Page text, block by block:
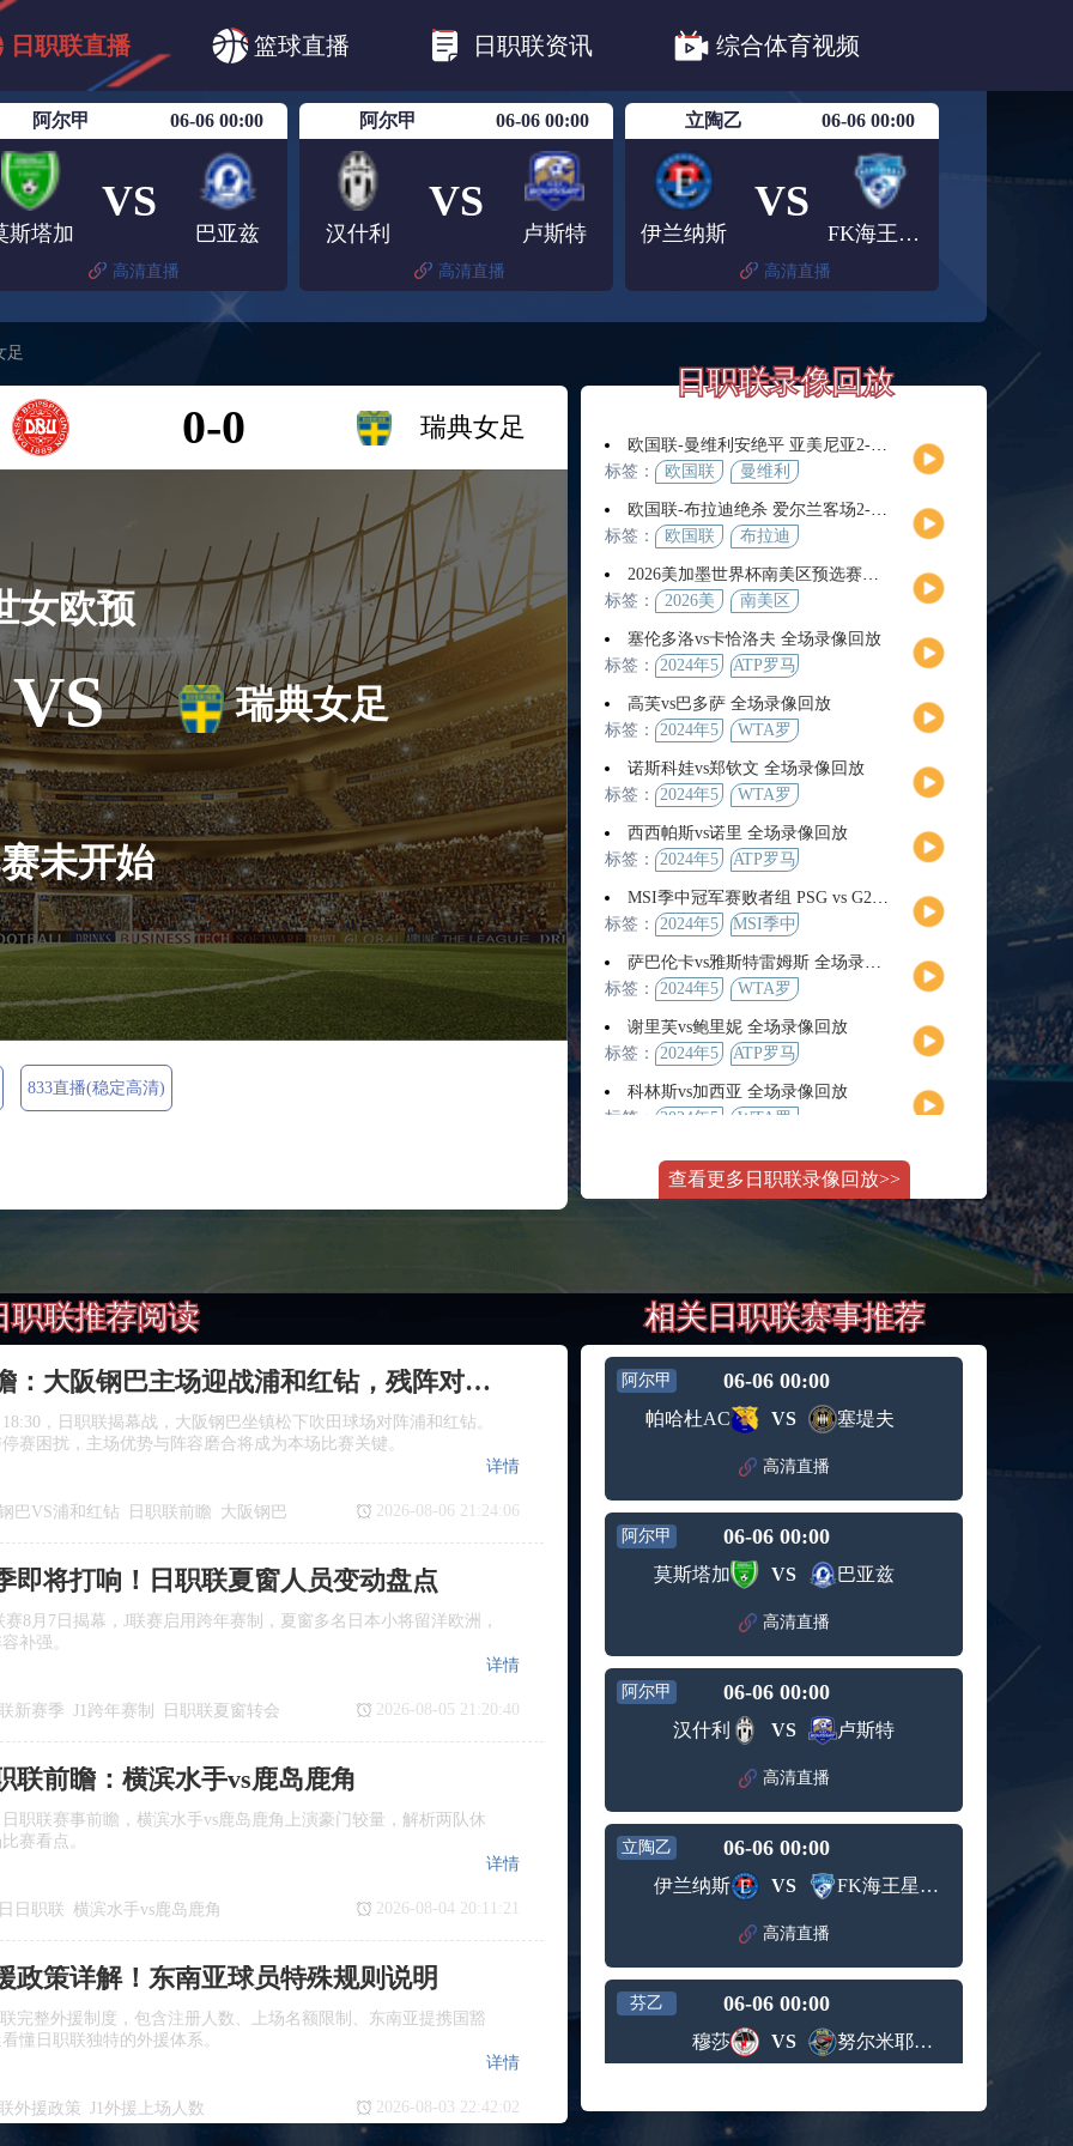
日职联直播 篮球直播 日职联资讯 综合体育视频
日职联 日职联FC东京
日职联广岛三箭
阿尔甲 06-06 00:00
斯塔加
VS
巴亚兹
高清直播
阿尔甲 06-06 00:00
汉什利
VS
卢斯特
高清直播
立陶乙 06-06 00:00
伊兰纳斯
VS
FK海王星克莱佩达
高清直播
足
0-0 瑞典女足
女欧预
VS
未开始
瑞典女足
833直播(稳定高清)
日职联录像回放
欧国联-曼维利安绝平 亚美尼亚2-2法罗群岛
标签：
欧国联
曼维利
欧国联-布拉迪绝杀 爱尔兰客场2-1逆转芬兰
标签：
欧国联 布拉迪
2026美加墨世界杯南美区预选赛第9轮全场集锦
标签：
2026美
界杯
南美区
塞伦多洛vs卡恰洛夫 全场录像回放
标签：
2024年5
ATP罗马
男单第3
轮
高芙vs巴多萨 全场录像回放
标签：
2024年5
WTA罗
赛女单
第4轮
诺斯科娃vs郑钦文 全场录像回放
标签：
2024年5
WTA罗
赛女单
第3轮
西西帕斯vs诺里 全场录像回放
标签：
2024年5
ATP罗马
男单第3
轮
MSI季中冠军赛败者组 PSG vs G2 全场录像回放
标签：
2024年5
MSI季中
败者组
萨巴伦卡vs雅斯特雷姆斯 全场录像回放
标签：
2024年5
WTA罗
赛女单
第3轮
谢里芙vs鲍里妮 全场录像回放
标签：
2024年5
ATP罗马
女单第2
轮
科林斯vs加西亚 全场录像回放
标签：
2024年5
WTA罗
赛女单
第3轮
斯维托丽娜vs萨巴伦卡 全场录像回放
2024年5
月14日
WTA罗
马公开
纳波利塔诺vs贾里 全场录像回放
男单第3
轮
标签： 2024年5
月11日
WTA1000
罗马大
师赛第3
轮
WTT沙特大满贯女单半决赛 陈梦vs早田希娜 全场录像回放
标签： 2024年5
月11日
WTT沙
贯女单
蒙泰罗vs凯茨曼诺维奇 全场录像回放
大师赛
轮
纳尔迪vs鲁内 全场录像回放
标签： 2024年5
月12日
ATP罗马
大师赛
男单第2
轮
萨卡里vs加里宁娜 全场录像回放
标签： 2024年5
WTA罗
马大师
赛女单
第3轮
吉隆vs卢布列夫 全场录像回放
月12日
ATP罗马
大师赛
轮
兹维列夫vs达德尔里 全场录像回放
标签： 2024年5
月13日
ATP罗马
大师赛
男单第3
轮
阿纳尔迪vs贾里 全场录像回放
ATP罗马
大师赛
男单第2
轮
标签： 2024年5
月12日
WTA罗
马大师
赛女单
第3轮
2024年5
WTA罗
赛女单
斯诺克元老斯诺克世锦赛半决赛 伊戈尔-费格雷多vs德拉戈 全场录像回放
标签：
月12日
元老斯
诺克世
锦赛半
决赛
穆纳尔vs诺里 全场录像回放
月12日
ATP罗马
大师赛
男单第2
MSI季中冠军赛胜者组 BLG vs T1 全场录像回放
月12日
冠军赛
KPL春季赛季后赛败者组决赛 重庆狼队 vs 苏州KSG 全场录像回放
查看更多日职联录像回放>>
职联推荐阅读
日职联前瞻：大阪钢巴主场迎战浦和红钻，残阵对决看点十足
，日职联揭幕战，大阪钢巴坐镇松下吹田球场对阵浦和红钻。
赛困扰，主场优势与阵容磨合将成为本场比赛关键。
巴VS浦和红钻 日职联前瞻 大阪钢巴
详情
2026-08-06 21:24:06
即将打响！日职联夏窗人员变动盘点
赛8月7日揭幕，J联赛启用跨年赛制，夏窗多名日本小将留洋欧洲，
补强。
新赛季 J1跨年赛制 日职联夏窗转会
详情
2026-08-05 21:20:40
联前瞻：横滨水手vs鹿岛鹿角
职联赛事前瞻，横滨水手vs鹿岛鹿角上演豪门较量，解析两队休
赛看点。
日职联 横滨水手vs鹿岛鹿角
日职联
详情
2026-08-04 20:11:21
政策详解！东南亚球员特殊规则说明
完整外援制度，包含注册人数、上场名额限制、东南亚提携国豁
懂日职联独特的外援体系。
外援政策 J1外援上场人数
详情
2026-08-03 22:42:02
相关日职联赛事推荐
阿尔甲 06-06 00:00
帕哈杜AC VS 塞堤夫
高清直播
阿尔甲 06-06 00:00
莫斯塔加 VS 巴亚兹
高清直播
阿尔甲 06-06 00:00
汉什利 VS 卢斯特
高清直播
立陶乙 06-06 00:00
伊兰纳斯 VS FK海王星克莱佩达
高清直播
芬乙 06-06 00:00
穆莎 VS 努尔米耶尔维NJS